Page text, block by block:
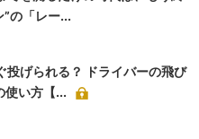
の「レー...
投げられる？ ドライバーの飛び
使い方【...